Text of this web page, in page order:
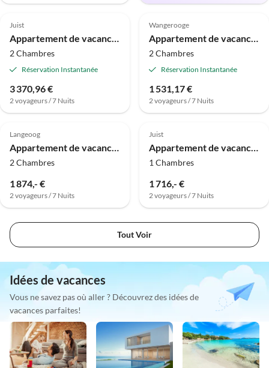
4.8 (12)
Juist
2 Chambres
Réservation Instantanée
3 370,96 €
2 voyageurs / 7 Nuits
4.3 (10)
Wangerooge
2 Chambres
Réservation Instantanée
1 531,17 €
2 voyageurs / 7 Nuits
4.8 (1)
Langeoog
2 Chambres
1 874,- €
2 voyageurs / 7 Nuits
Juist
1 Chambres
1 716,- €
2 voyageurs / 7 Nuits
Tout Voir
Idées de vacances
Vous ne savez pas où aller ? Découvrez des idées de
vacances parfaites!